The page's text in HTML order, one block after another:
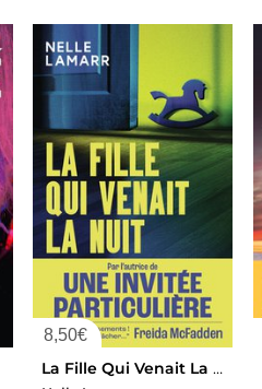
8,50€
La Fille Qui Venait La Nuit